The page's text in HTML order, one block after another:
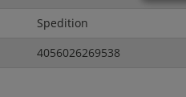
Spedition
4056026269538